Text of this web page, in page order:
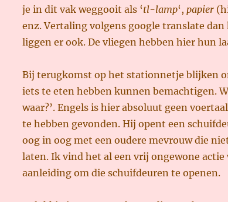
je in dit vak weggooit als ‘tl-lamp‘, papier
enz. Vertaling volgens google translate dan
liggen er ook. De vliegen hebben hier hun
Bij terugkomst op het stationnetje blijken
iets te eten hebben kunnen bemachtigen.
waar?’. Engels is hier absoluut geen
te hebben gevonden. Hij opent een
oog in oog met een oudere mevrouw die
laten. Ik vind het al een vrij ongewone actie
aanleiding om die schuifdeuren te openen.